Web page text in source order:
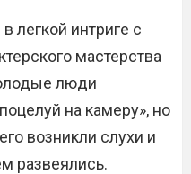
легкой интриге с
мастерства
люди
на камеру», но
возникли слухи и
развеялись.